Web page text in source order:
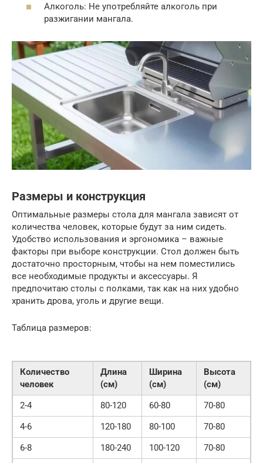
Алкоголь: Не употребляйте алкоголь при
разжигании мангала.
Размеры и конструкция
Оптимальные размеры стола для мангала зависят от
количества человек, которые будут за ним сидеть.
Удобство использования и эргономика – важные
факторы при выборе конструкции. Стол должен быть
достаточно просторным, чтобы на нем поместились
все необходимые продукты и аксессуары. Я
предпочитаю столы с полками, так как на них удобно
хранить дрова, уголь и другие вещи.
Таблица размеров:
Количество
человек
Длина
(см)
Ширина
(см)
Высота
(см)
2-4
80-120 60-80
70-80
4-6
120-180 80-100
70-80
6-8
180-240 100-120
70-80